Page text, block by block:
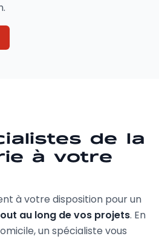
de la
à votre
à votre disposition pour un
au long de vos projets. En
un spécialiste vous